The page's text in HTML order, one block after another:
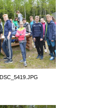
DSC_5419.JPG